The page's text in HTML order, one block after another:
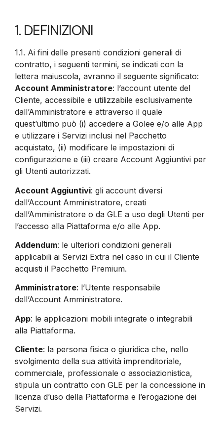
1. DEFINIZIONI
1.1. Ai fini delle presenti condizioni generali di
contratto, i seguenti termini, se indicati con la
lettera maiuscola, avranno il seguente significato:
Account Amministratore: l’account utente del
Cliente, accessibile e utilizzabile esclusivamente
dall’Amministratore e attraverso il quale
quest’ultimo può (i) accedere a Golee e/o alle App
e utilizzare i Servizi inclusi nel Pacchetto
acquistato, (ii) modificare le impostazioni di
configurazione e (iii) creare Account Aggiuntivi per
gli Utenti autorizzati.
Account Aggiuntivi: gli account diversi
dall’Account Amministratore, creati
dall’Amministratore o da GLE a uso degli Utenti per
l’accesso alla Piattaforma e/o alle App.
Addendum: le ulteriori condizioni generali
applicabili ai Servizi Extra nel caso in cui il Cliente
acquisti il Pacchetto Premium.
Amministratore: l’Utente responsabile
dell’Account Amministratore.
App: le applicazioni mobili integrate o integrabili
alla Piattaforma.
Cliente: la persona fisica o giuridica che, nello
svolgimento della sua attività imprenditoriale,
commerciale, professionale o associazionistica,
stipula un contratto con GLE per la concessione in
licenza d’uso della Piattaforma e l’erogazione dei
Servizi.